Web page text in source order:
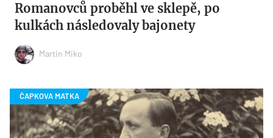
Romanovců proběhl ve sklepě, po
kulkách následovaly bajonety
Martin Miko